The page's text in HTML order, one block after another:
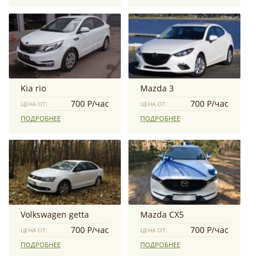
Kia rio
ЦЕНА ОТ: 700 Р/час
ПОДРОБНЕЕ
Mazda 3
ЦЕНА ОТ: 700 Р/час
ПОДРОБНЕЕ
Volkswagen getta
ЦЕНА ОТ: 700 Р/час
ПОДРОБНЕЕ
Mazda CX5
ЦЕНА ОТ: 700 Р/час
ПОДРОБНЕЕ